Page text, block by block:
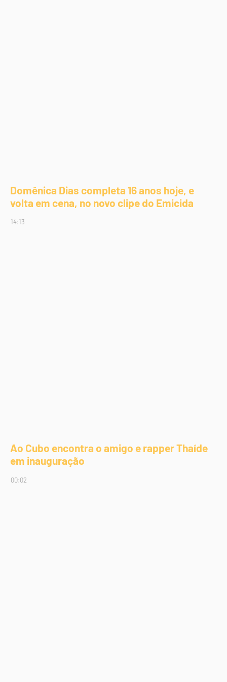
Domênica Dias completa 16 anos hoje, e
volta em cena, no novo clipe do Emicida
14:13
Ao Cubo encontra o amigo e rapper Thaíde
em inauguração
00:02